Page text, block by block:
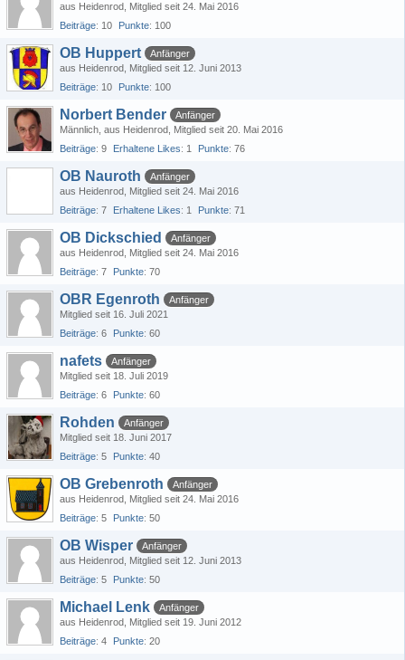
aus Heidenrod Mitglied seit 24. Mai 2016
Beiträge 10 Punkte 100
OB Huppert
Anfänger
aus Heidenrod Mitglied seit 12. Juni 2013
Beiträge 10 Punkte 100
Norbert Bender
Anfänger
Männlich aus Heidenrod Mitglied seit 20. Mai 2016
Beiträge 9 Erhaltene Likes 1 Punkte 76
OB Nauroth
Anfänger
aus Heidenrod Mitglied seit 24. Mai 2016
Beiträge 7 Erhaltene Likes 1 Punkte 71
OB Dickschied
Anfänger
aus Heidenrod Mitglied seit 24. Mai 2016
Beiträge 7 Punkte 70
OBR Egenroth
Anfänger
Mitglied seit 16. Juli 2021
Beiträge 6 Punkte 60
nafets
Anfänger
Mitglied seit 18. Juli 2019
Beiträge 6 Punkte 60
Rohden
Anfänger
Mitglied seit 18. Juni 2017
Beiträge 5 Punkte 40
OB Grebenroth
Anfänger
aus Heidenrod Mitglied seit 24. Mai 2016
Beiträge 5 Punkte 50
OB Wisper
Anfänger
aus Heidenrod Mitglied seit 12. Juni 2013
Beiträge 5 Punkte 50
Michael Lenk
Anfänger
aus Heidenrod Mitglied seit 19. Juni 2012
Beiträge 4 Punkte 20